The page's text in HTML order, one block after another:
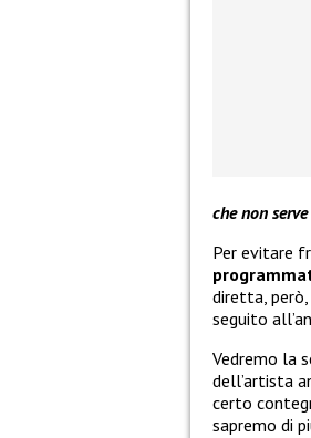
che non
Per evitare
diretta, però,
seguito
Vedremo la
dell’artista
certo
sapremo di